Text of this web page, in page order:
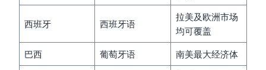
西班牙 西班牙语
拉美及欧洲市场
均可覆盖
巴西
葡萄牙语 南美最大经济体